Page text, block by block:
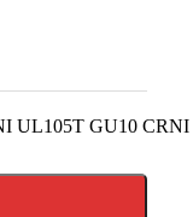
UL105T GU10 CRNI